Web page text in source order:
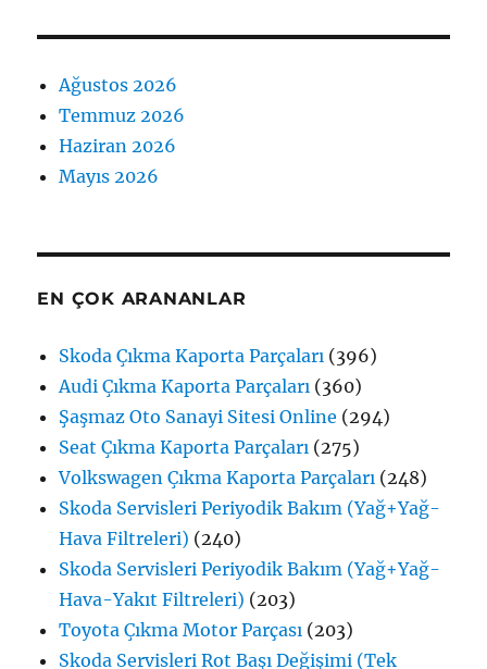
Ağustos 2026
Temmuz 2026
Haziran 2026
Mayıs 2026
EN ÇOK ARANANLAR
Skoda Çıkma Kaporta Parçaları (396)
Audi Çıkma Kaporta Parçaları (360)
Şaşmaz Oto Sanayi Sitesi Online (294)
Seat Çıkma Kaporta Parçaları (275)
Volkswagen Çıkma Kaporta Parçaları (248)
Skoda Servisleri Periyodik Bakım (Yağ+Yağ-
Hava Filtreleri) (240)
Skoda Servisleri Periyodik Bakım (Yağ+Yağ-
Hava-Yakıt Filtreleri) (203)
Toyota Çıkma Motor Parçası (203)
Skoda Servisleri Rot Başı Değişimi (Tek